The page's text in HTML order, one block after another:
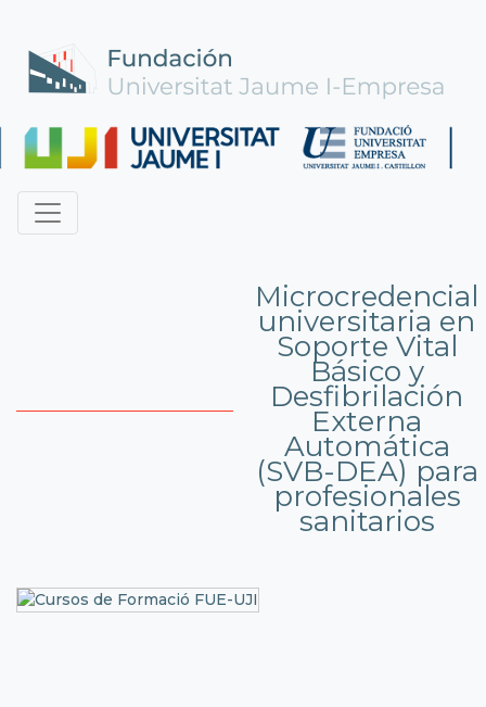
Microcredencial
universitaria en
Soporte Vital
Básico y
Desfibrilación
Externa
Automática
(SVB-DEA) para
profesionales
sanitarios